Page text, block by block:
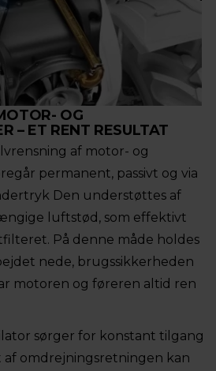
OG
– ET RENT RESULTAT
af motor- og
permanent, passivt og via
Den understøttes af
luftstød, som effektivt
På denne måde holdes
nede, brugssikkerheden
motoren og føreren altid ren
sørger for konstant tilgang
af omdrejningsretningen kan